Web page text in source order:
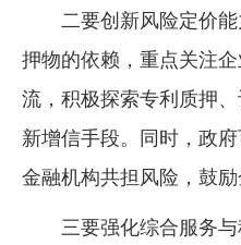
二要创新风险定价
押物的依赖，重点关注
流，积极探索专利质押
新增信手段。同时，政
金融机构共担风险，鼓励
三要强化综合服务